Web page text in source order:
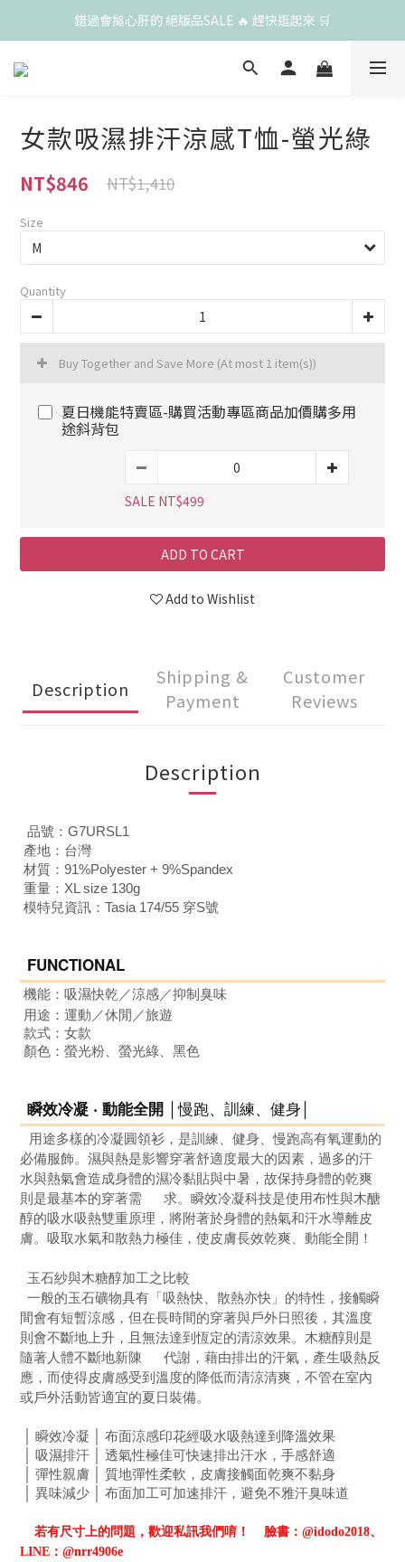
錯過會搥心肝的 絕版品SALE 🔥 趕快逛起來 🛒
女款吸濕排汗涼感T恤-螢光綠
NT$846 NT$1,410
Size
Quantity
Buy Together and Save More (At most 1 item(s))
夏日機能特賣區-購買活動專區商品加價購多用
途斜背包
SALE NT$499
ADD TO CART
Add to Wishlist
Description
Shipping &
Payment
Customer
Reviews
Description
品號：G7URSL1
產地：台灣
材質：91%Polyester + 9%Spandex
重量：XL size 130g
模特兒資訊：Tasia 174/55 穿S號
FUNCTIONAL
機能：吸濕快乾 ／涼感／抑制臭味
用途：運動 ／休閒 ／旅遊
款式：女款
顏色：螢光粉、螢光綠、黑色
瞬效冷凝 ‧ 動能全開 │慢跑、訓練、健身│
用途多樣的冷凝圓領衫，是訓練、健身、慢跑高有氧運動的
必備服飾。濕與熱是影響穿著舒適度最大的因素，過多的汗
水與熱氣會造成身體的濕冷黏貼與中暑，故保持身體的乾爽
則是最基本的穿著需 求。瞬效冷凝科技是使用布性與木醣
醇的吸水吸熱雙重原理，將附著於身體的熱氣和汗水導離皮
膚。吸取水氣和散熱力極佳， 使皮膚長效乾爽、動能全開！
玉石紗與木糖醇加工之比較
一般的玉石礦物具有「吸熱快、散熱亦快」的特性，接觸瞬
間會有短暫涼感，但在長時間的穿著與戶外日照後，其溫度
則會不斷地上升，且無法達到恆定的清涼效果。木糖醇則是
隨著人體不斷地新陳 代謝，藉由排出的汗氣，產生吸熱反
應，而使得皮膚感受到溫度的降低而清涼清爽，不管在室內
或戶外活動皆適宜的夏日裝備。
瞬效冷凝
布面涼感印花經吸水吸熱達到降溫效果
吸濕排汗
透氣性極佳可快速排出汗水，手感舒適
彈性親膚
質地彈性柔軟，皮膚接觸面乾爽不黏身
異味減少 布面加工可加速排汗，避免不雅汗臭味道
若有尺寸上的問題，歡迎私訊我們唷！
臉書：@idodo2018、
LINE：@nrr4906e